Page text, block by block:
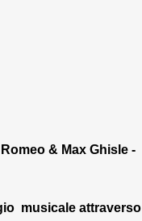
& Max Ghisle -
musicale attraverso